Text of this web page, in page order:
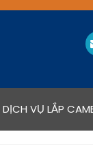
DỊCH VỤ LẮP